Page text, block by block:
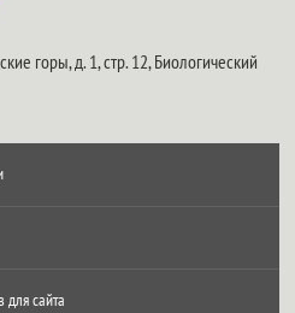
горы, д. 1, стр. 12,Биологический
для сайта